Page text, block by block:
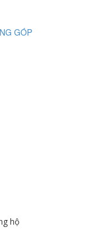
GÓP
hộ